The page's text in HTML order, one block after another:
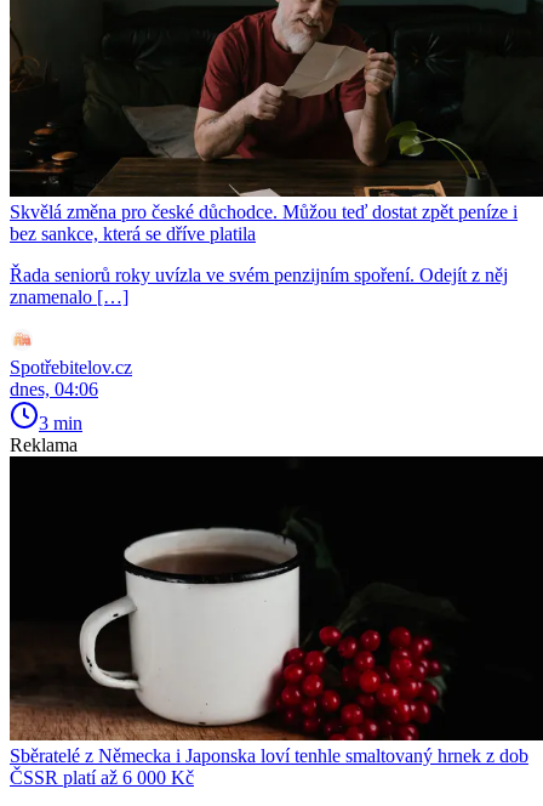
Skvělá změna pro české důchodce. Můžou teď dostat zpět peníze i
bez sankce, která se dříve platila
Řada seniorů roky uvízla ve svém penzijním spoření. Odejít z něj
znamenalo […]
Spotřebitelov.cz
dnes, 04:06
3 min
Reklama
Sběratelé z Německa i Japonska loví tenhle smaltovaný hrnek z dob
ČSSR platí až 6 000 Kč